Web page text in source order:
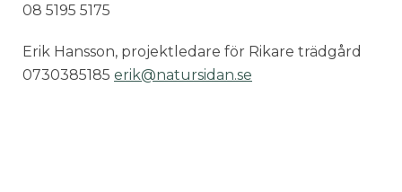
08 5195 5175
Erik Hansson, projektledare för Rikare trädgård
0730385185 erik@natursidan.se